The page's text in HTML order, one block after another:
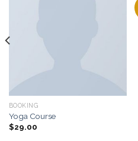
BOOKING
Yoga Course
$29.00